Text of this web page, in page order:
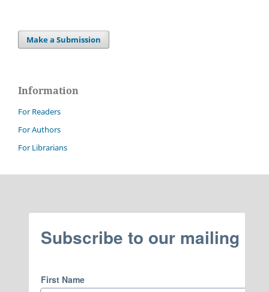
Make a Submission
Information
For Readers
For Authors
For Librarians